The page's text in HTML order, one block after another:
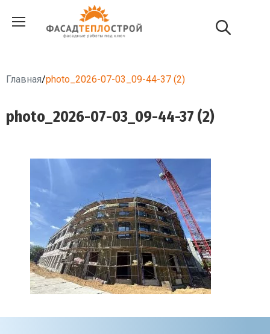
Главная/photo_2026-07-03_09-44-37 (2)
photo_2026-07-03_09-44-37 (2)